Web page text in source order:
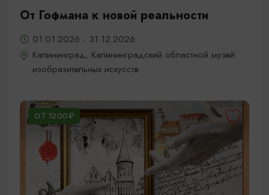
От Гофмана к новой реальности
01.01.2026 - 31.12.2026
Калининград, Калининградский областной музей
изобразительных искусств
ОТ 1200₽